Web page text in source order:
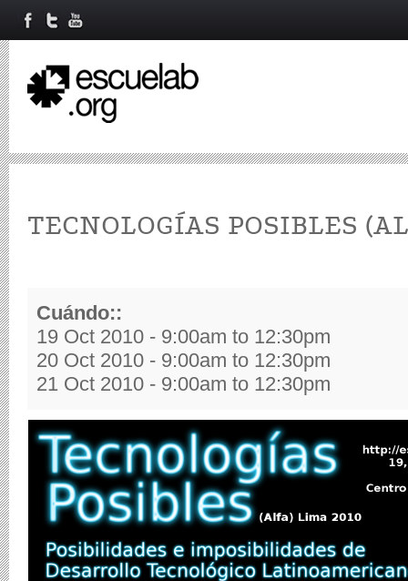
TECNOLOGÍAS POSIBLES
Cuándo::
19 Oct 2010 - 9:00am to 12:30pm
20 Oct 2010 - 9:00am to 12:30pm
21 Oct 2010 - 9:00am to 12:30pm